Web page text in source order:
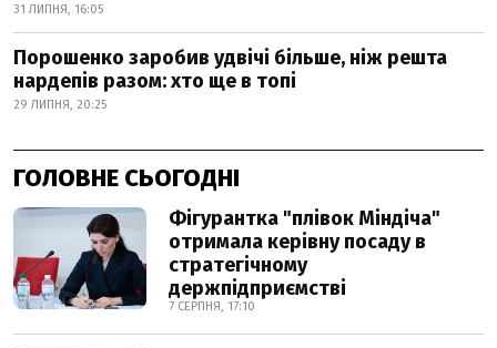
31 ЛИПНЯ, 16:05
Порошенко заробив удвічі більше, ніж решта
нардепів разом: хто ще в топі
29 ЛИПНЯ, 20:25
ГОЛОВНЕ СЬОГОДНІ
Фігурантка "плівок Міндіча"
отримала керівну посаду в
стратегічному
держпідприємстві
7 СЕРПНЯ, 17:10